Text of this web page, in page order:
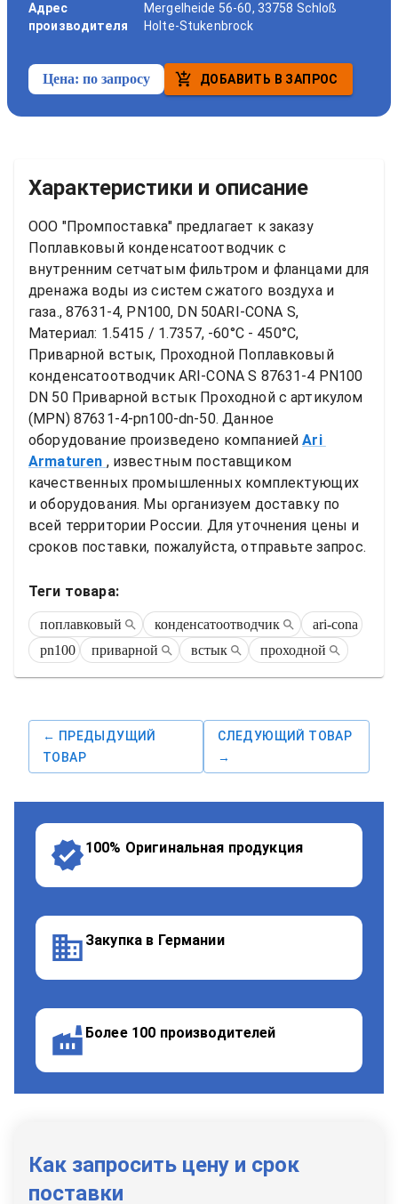
Адрес
производителя
Mergelheide 56-60, 33758 Schloß
Holte-Stukenbrock
Цена: по запросу ДОБАВИТЬ В ЗАПРОС
Характеристики и описание
ООО "Промпоставка" предлагает к заказу
Поплавковый конденсатоотводчик с
внутренним сетчатым фильтром и фланцами для
дренажа воды из систем сжатого воздуха и
газа., 87631-4, PN100, DN 50ARI-CONA S,
Материал: 1.5415 / 1.7357, -60°C - 450°C,
Приварной встык, Проходной Поплавковый
конденсатоотводчик ARI-CONA S 87631-4 PN100
DN 50 Приварной встык Проходной с артикулом
(MPN) 87631-4-pn100-dn-50. Данное
оборудование произведено компанией Ari
Armaturen , известным поставщиком
качественных промышленных комплектующих
и оборудования. Мы организуем доставку по
всей территории России. Для уточнения цены и
сроков поставки, пожалуйста, отправьте запрос.
Теги товара:
поплавковый конденсатоотводчик
ari-cona
pn100
приварной встык проходной
← ПРЕДЫДУЩИЙ
ТОВАР
СЛЕДУЮЩИЙ ТОВАР
→
100% Оригинальная продукция
Закупка в Германии
Более 100 производителей
Как запросить цену и срок
поставки